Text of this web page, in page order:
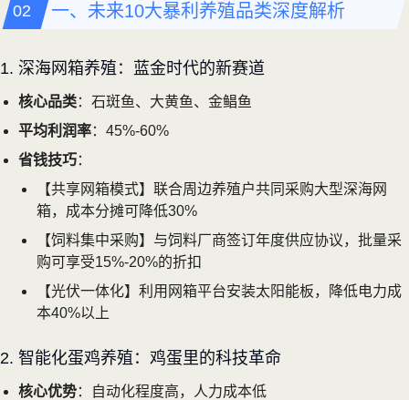
一、未来10大暴利养殖品类深度解析
1. 深海网箱养殖：蓝金时代的新赛道
核心品类：石斑鱼、大黄鱼、金鲳鱼
平均利润率：45%-60%
省钱技巧：
【共享网箱模式】联合周边养殖户共同采购大型深海网
箱，成本分摊可降低30%
【饲料集中采购】与饲料厂商签订年度供应协议，批量采
购可享受15%-20%的折扣
【光伏一体化】利用网箱平台安装太阳能板，降低电力成
本40%以上
2. 智能化蛋鸡养殖：鸡蛋里的科技革命
核心优势：自动化程度高，人力成本低